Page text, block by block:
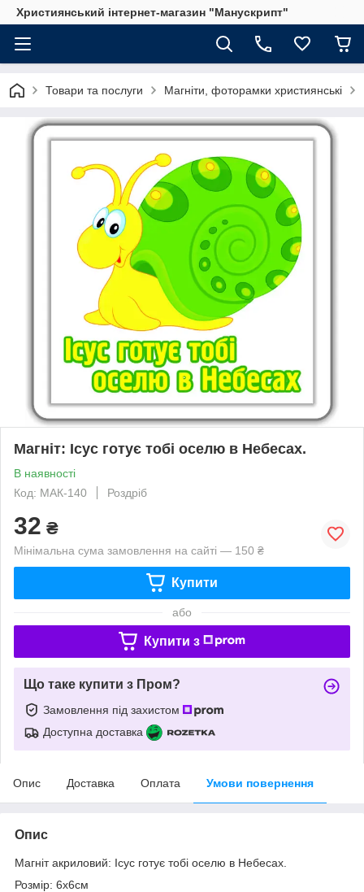
Християнський інтернет-магазин "Манускрипт"
Товари та послуги Магніти, фоторамки християнські
Магніт: Ісус готує тобі оселю в Небесах.
В наявності
Код: МАК-140
Роздріб
32 ₴
Мінімальна сума замовлення на сайті — 150 ₴
Купити
або
Купити з
Що таке купити з Пром?
Замовлення під захистом
Доступна доставка
Опис Доставка Оплата Умови повернення
Опис
Магніт акриловий: Ісус готує тобі оселю в Небесах.
Розмір: 6х6см